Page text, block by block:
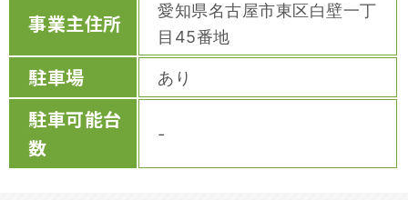
事業主住所
愛知県名古屋市東区白壁一丁
目45番地
駐車場 あり
駐車可能台
数
-